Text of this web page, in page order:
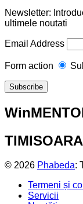
Newsletter:
ultimele noutati
Email Address
Form action
TIMISOARA
© 2026 Phabeda:
Termeni și
Servicii